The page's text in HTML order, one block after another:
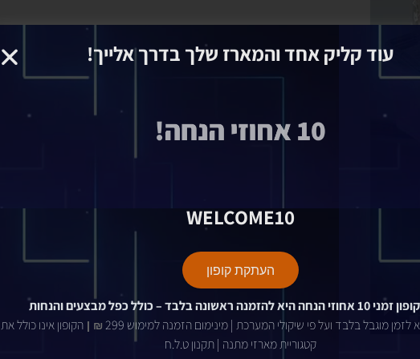
עוד קליק אחד והמארז שלך בדרך אלייך!
10 אחוזי הנחה!
WELCOME10
העתקת קופון
10 אחוזי הנחה היא להזמנה ראשונה בלבד –כולל כפל מבצעים והנחות
לזמן מוגבל בלבד ועל פי שיקולי המערכת | מינימום הזמנה למימוש 299
₪ |הקופון אינו כולל את
קטגוריית מארזי מתנה | תקנון ט.ל.ח